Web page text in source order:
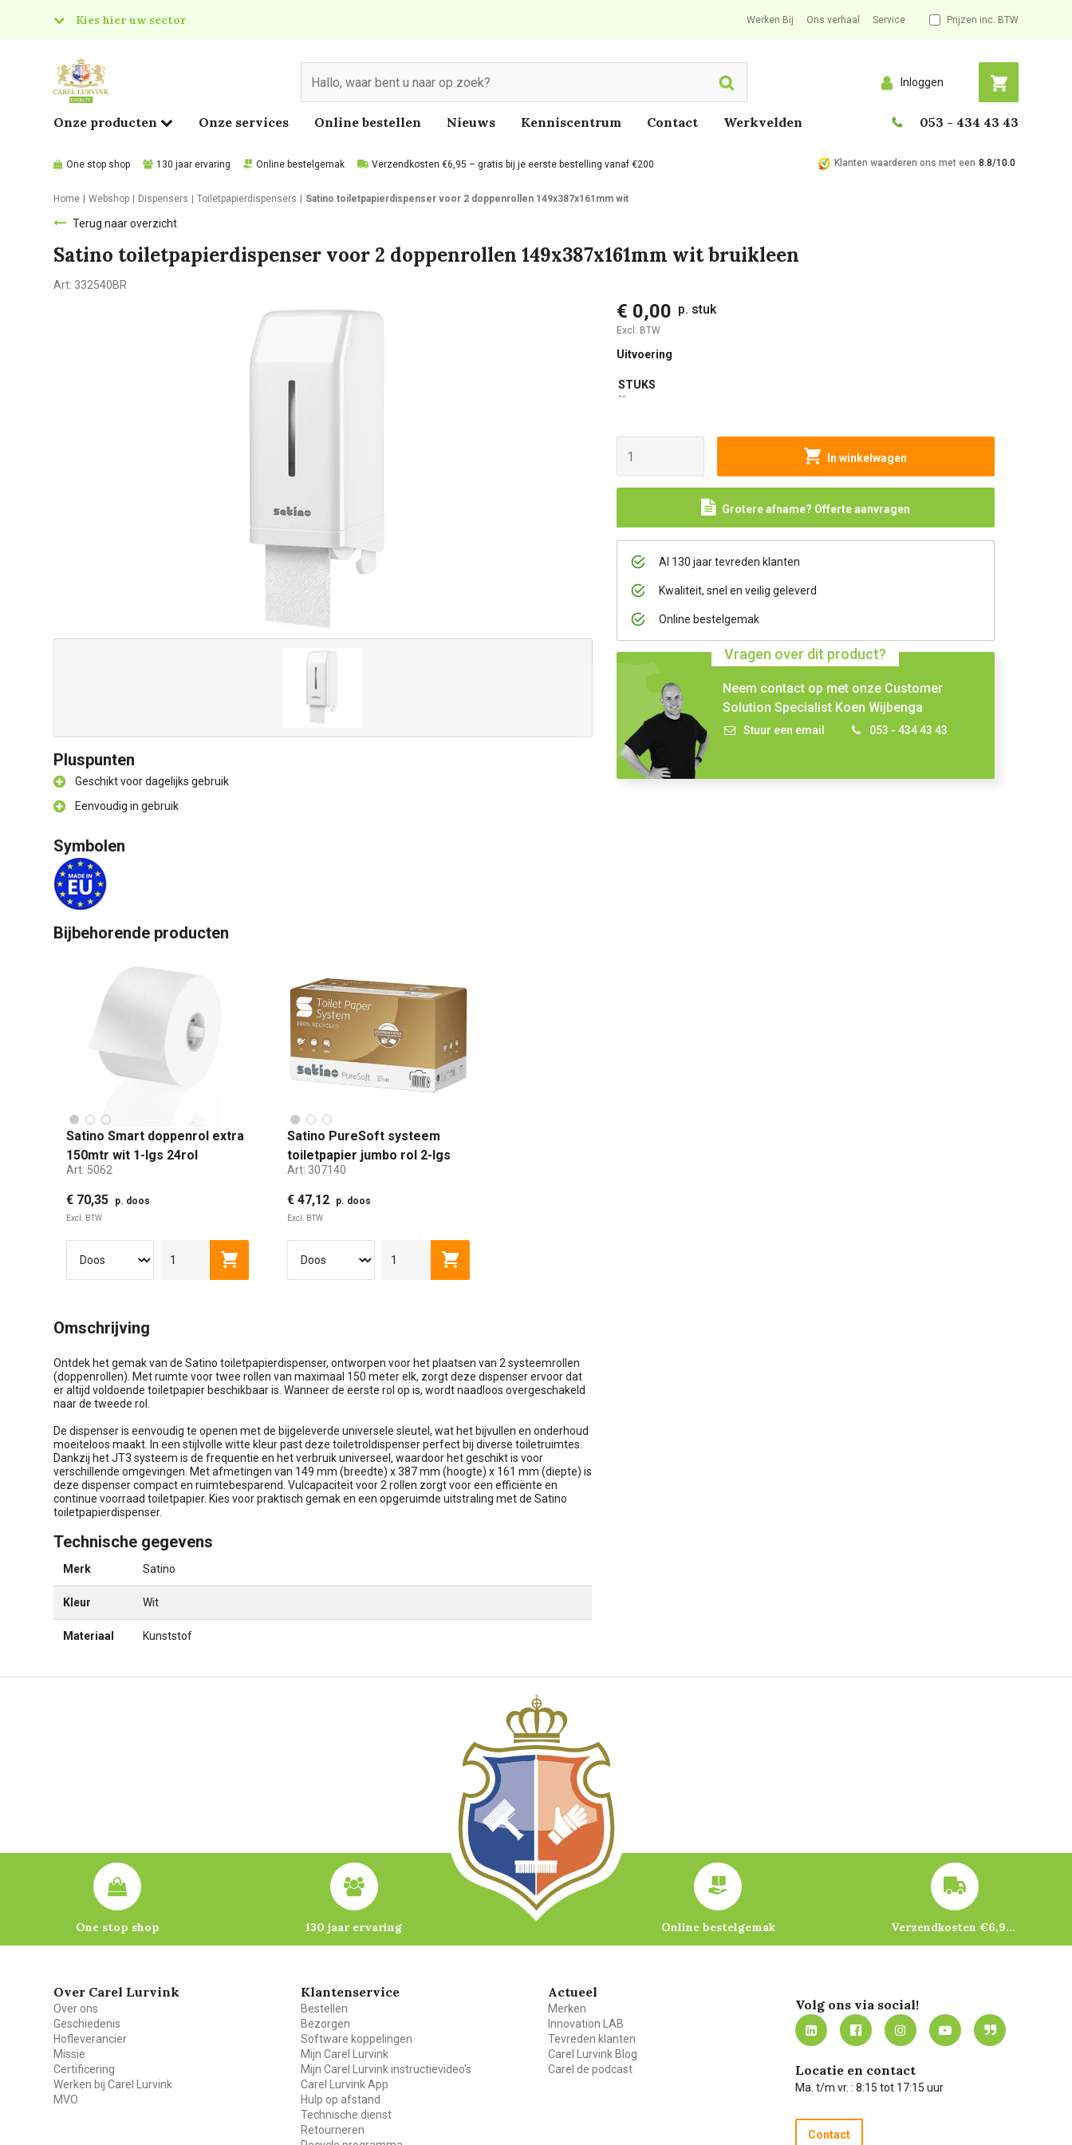
Kies hier uw sector
Food
Werken Bij Ons verhaal Service Prijzen inc. BTW
Search Inloggen
Onze producten Onze services Online bestellen Nieuws Kenniscentrum Contact Werkvelden 053 - 434 43 43
One stop shop 130 jaar ervaring Online bestelgemak Verzendkosten €6,95 – gratis bij je eerste bestelling vanaf €200 Klanten waarderen ons met een 8.8/10.0
Home Webshop Dispensers Toiletpapierdispensers Satino toiletpapierdispenser voor 2 doppenrollen 149x387x161mm wit
Terug naar overzicht
Satino toiletpapierdispenser voor 2 doppenrollen 149x387x161mm wit bruikleen
Art: 332540BR
€ 0,00 p. stuk
Excl. BTW
Uitvoering
STUKS
--
In winkelwagen
Grotere afname? Offerte aanvragen
Al 130 jaar tevreden klanten
Kwaliteit, snel en veilig geleverd
Online bestelgemak
Vragen over dit product?
Neem contact op met onze Customer
Solution Specialist Koen Wijbenga
Stuur een email 053 - 434 43 43
Pluspunten
Geschikt voor dagelijks gebruik
Eenvoudig in gebruik
Symbolen
Bijbehorende producten
Satino Smart doppenrol extra
150mtr wit 1-lgs 24rol
Art: 5062
€ 70,35 p. doos
Excl. BTW
Toevoegen aan winkelwagen
Satino PureSoft systeem
toiletpapier jumbo rol 2-lgs
24x724 vel soft beige
Art: 307140
€ 47,12 p. doos
Excl. BTW
Toevoegen aan winkelwagen
Omschrijving
Ontdek het gemak van de Satino toiletpapierdispenser, ontworpen voor het plaatsen van 2 systeemrollen
(doppenrollen). Met ruimte voor twee rollen van maximaal 150 meter elk, zorgt deze dispenser ervoor dat
er altijd voldoende toiletpapier beschikbaar is. Wanneer de eerste rol op is, wordt naadloos overgeschakeld
naar de tweede rol.
De dispenser is eenvoudig te openen met de bijgeleverde universele sleutel, wat het bijvullen en onderhoud
moeiteloos maakt. In een stijlvolle witte kleur past deze toiletroldispenser perfect bij diverse toiletruimtes.
Dankzij het JT3 systeem is de frequentie en het verbruik universeel, waardoor het geschikt is voor
verschillende omgevingen. Met afmetingen van 149 mm (breedte) x 387 mm (hoogte) x 161 mm (diepte) is
deze dispenser compact en ruimtebesparend. Vulcapaciteit voor 2 rollen zorgt voor een efficiënte en
continue voorraad toiletpapier. Kies voor praktisch gemak en een opgeruimde uitstraling met de Satino
toiletpapierdispenser.
Technische gegevens
Merk Satino
Kleur Wit
Materiaal Kunststof
One stop shop 130 jaar ervaring Online bestelgemak Verzendkosten €6,95 – gratis bij je eerste bestelling vanaf €200
Over Carel Lurvink
Over ons
Geschiedenis
Hofleverancier
Missie
Certificering
Werken bij Carel Lurvink
MVO
Klantenservice
Bestellen
Bezorgen
Software koppelingen
Mijn Carel Lurvink
Mijn Carel Lurvink instructievideo's
Carel Lurvink App
Hulp op afstand
Technische dienst
Retourneren
Actueel
Merken
Innovation LAB
Tevreden klanten
Carel Lurvink Blog
Carel de podcast
Volg ons via social!
Locatie en contact
Ma. t/m vr. : 8:15 tot 17:15 uur
Contact